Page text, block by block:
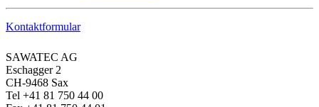
Kontaktformular
SAWATEC AG
Eschagger 2
CH-9468 Sax
Tel +41 81 750 44 00